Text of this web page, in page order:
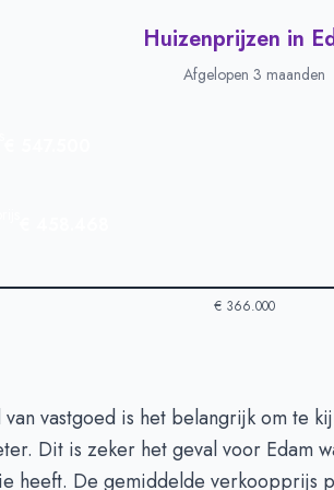
Huizenprijzen in
Afgelopen 3 maanden
€ 366.000
Edam-Afgelopen 3 maanden
Bedrag
€ 547.500
vastgoed is het belangrijk om te
Dit is zeker het geval voor Edam
heeft. De gemiddelde verkoopprijs